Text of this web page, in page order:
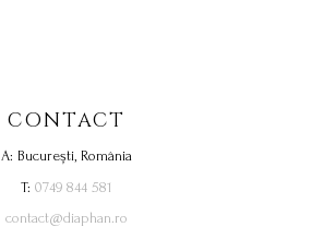
CONTACT
A: București, România
T: 0749 844 581
contact@diaphan.ro